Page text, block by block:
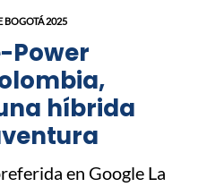
BOGOTÁ 2025
Power
híbrida
en Google La